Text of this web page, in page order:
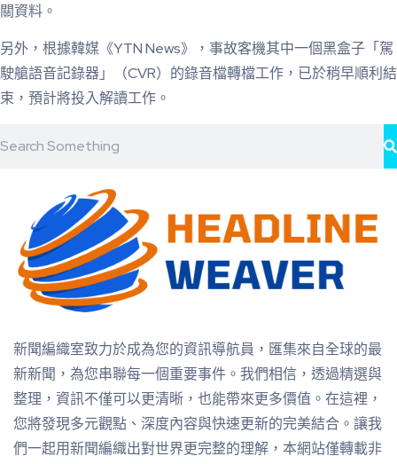
關資料。
另外，根據韓媒《YTN News》，事故客機其中一個黑盒子「駕
駛艙語音記錄器」（CVR）的錄音檔轉檔工作，已於稍早順利結
束，預計將投入解讀工作。
新聞編織室致力於成為您的資訊導航員，匯集來自全球的最
新新聞，為您串聯每一個重要事件。我們相信，透過精選與
整理，資訊不僅可以更清晰，也能帶來更多價值。在這裡，
您將發現多元觀點、深度內容與快速更新的完美結合。讓我
們一起用新聞編織出對世界更完整的理解，本網站僅轉載非